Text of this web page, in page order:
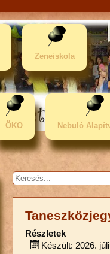
Zeneiskola
ÖKO Nebuló
Keresés...
Részletek
Készült: 2026.